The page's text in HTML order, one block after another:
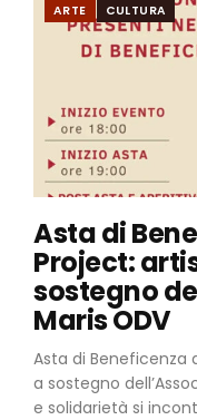
ARTE CULTURA
Asta di
Project:
sostegno
Maris ODV
Asta di Beneficenza
a sostegno
e solidarietà si